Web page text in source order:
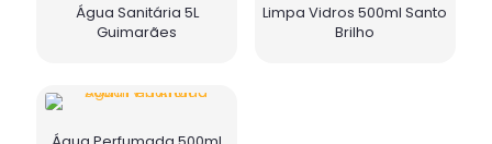
Água Sanitária 5L
Guimarães
Limpa Vidros 500ml Santo
Brilho